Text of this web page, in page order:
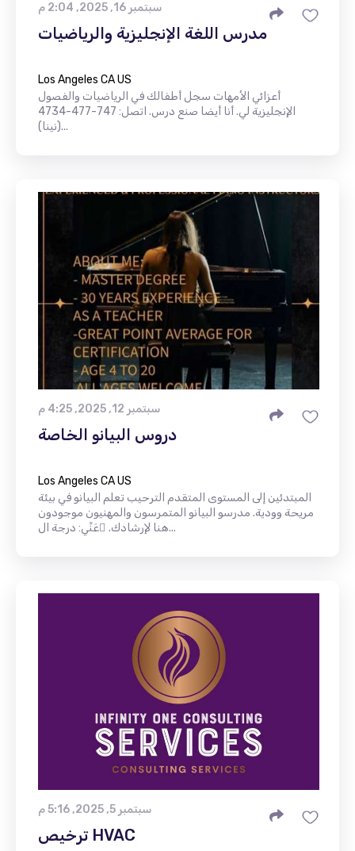
سبتمبر 16, 2025, 2:04 م
مدرس اللغة الإنجليزية والرياضيات
Los Angeles CA US
أعزائي الأمهات سجل أطفالك في الرياضيات والفصول
الإنجليزية لي. أنا أيضا صنع درس. اتصل: 747-477-4734
(نينا)...
سبتمبر 12, 2025, 4:25 م
دروس البيانو الخاصة
Los Angeles CA US
المبتدئين إلى المستوى المتقدم الترحيب تعلم البيانو في بيئة
مريحة وودية. مدرسو البيانو المتمرسون والمهنيون موجودون
هنا لإرشادك. ْعَنِّي: درجة ال...
سبتمبر 5, 2025, 5:16 م
ترخيص HVAC